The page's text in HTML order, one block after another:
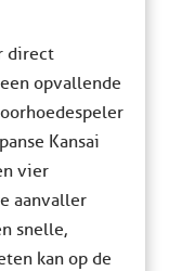
direct
opvallende
Kansai
vier
aanvaller
snelle,
kan op de